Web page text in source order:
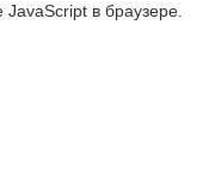
в браузере.